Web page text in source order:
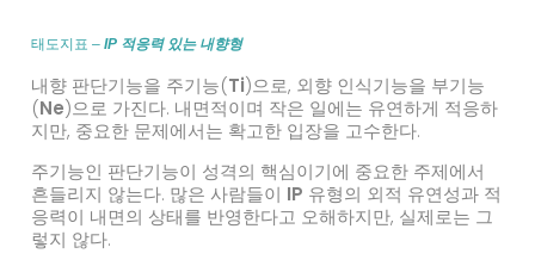
태도지표 –IP 적응력 있는 내향형
내향 판단기능을 주기능(Ti)으로, 외향 인식기능을 부기능
(Ne)으로 가진다. 내면적이며 작은 일에는 유연하게 적응하
지만, 중요한 문제에서는 확고한 입장을 고수한다.
주기능인 판단기능이 성격의 핵심이기에 중요한 주제에서
흔들리지 않는다. 많은 사람들이 IP 유형의 외적 유연성과 적
응력이 내면의 상태를 반영한다고 오해하지만, 실제로는 그
렇지 않다.